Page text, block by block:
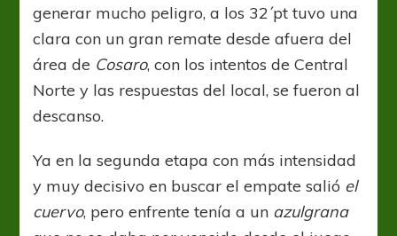
generar mucho peligro, a los 32´pt tuvo una
clara con un gran remate desde afuera del
área de Cosaro, con los intentos de Central
Norte y las respuestas del local, se fueron al
descanso.
Ya en la segunda etapa con más intensidad
y muy decisivo en buscar el empate salió el
cuervo, pero enfrente tenía a un azulgrana